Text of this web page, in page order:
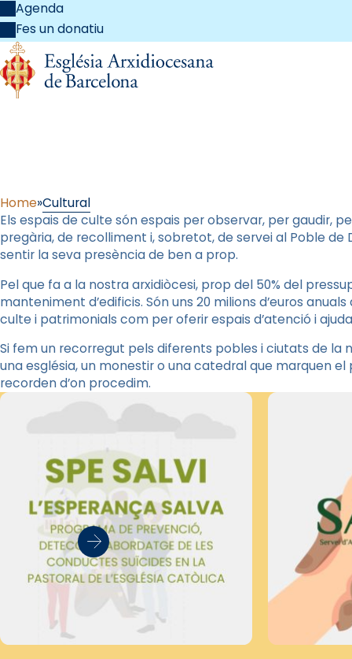
Agenda
Fes un donatiu
Home Cultural
Els espais de culte són espais per observar, per gaudir,
pregària, de recolliment i, sobretot, de servei al Poble de
sentir la seva presència de ben a prop.
Pel que fa a la nostra arxidiòcesi, prop del 50% del
manteniment d’edificis. Són uns 20 milions d’euros
culte i patrimonials com per oferir espais d’atenció i
Si fem un recorregut pels diferents pobles i ciutats de la
una església, un monestir o una catedral que marquen el
recorden d’on procedim.